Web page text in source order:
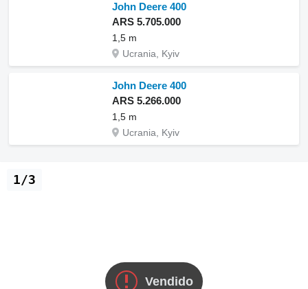
John Deere 400
ARS 5.705.000
1,5 m
Ucrania, Kyiv
John Deere 400
ARS 5.266.000
1,5 m
Ucrania, Kyiv
Vendido
1/3